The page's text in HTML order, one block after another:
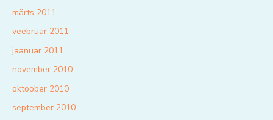
märts 2011
veebruar 2011
jaanuar 2011
november 2010
oktoober 2010
september 2010